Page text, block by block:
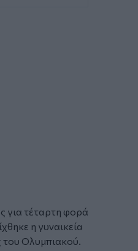
για τέταρτη φορά
η γυναικεία
Ολυμπιακού.